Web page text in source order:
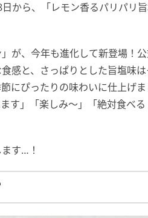
から、「レモン香るパリパリ
が、今年も進化して新登場！
感と、さっぱりとした旨塩味
にぴったりの味わいに仕上げ
す」「楽しみ〜」「絶対食べ
す…！